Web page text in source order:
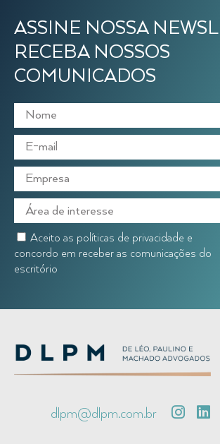
ASSINE NOSSA
RECEBA NOSSOS
COMUNICADOS
Aceito as políticas de privacidade e
concordo em receber as comunicações do
escritório
dlpm@dlpm.com.br